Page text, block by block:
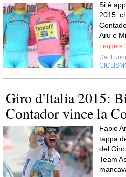
Si è
2015,
Aru e
Leggere
Da
Giro d'Italia 2015:
Contador vince la
Fabio
tappa
del
Team